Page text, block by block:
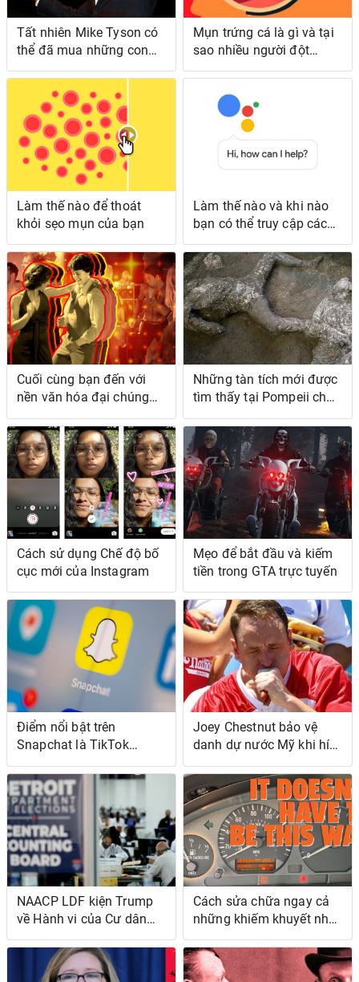
Tất nhiên Mike Tyson có
thể đã mua những con
hổ của mình từ Joe
Mụn trứng cá là gì và tại
sao nhiều người đột
nhiên nghĩ rằng họ bị
Làm thế nào để thoát
khỏi sẹo mụn của bạn
Làm thế nào và khi nào
bạn có thể truy cập các
tính năng lớn nhất sắp có
của Trợ lý Google
Cuối cùng bạn đến với
nền văn hóa đại chúng
nào?
Những tàn tích mới được
tìm thấy tại Pompeii cho
thấy nỗi đau khổ của
những nạn nhân của Núi
Vesuvius
Cách sử dụng Chế độ bố
cục mới của Instagram
Mẹo để bắt đầu và kiếm
tiền trong GTA trực tuyến
Điểm nổi bật trên
Snapchat là TikTok
Ngoại trừ nó trên
Snapchat
Joey Chestnut bảo vệ
danh dự nước Mỹ khi hít
72 xúc xích ướt
NAACP LDF kiện Trump
về Hành vi của Cư dân
Da đen ở Detroit, Vi phạm
Đạo luật Quyền Bỏ phiếu
cáo buộc vì Cố gắng
Cách sửa chữa ngay cả
những khiếm khuyết nhỏ
nhất có thể làm cho chiếc
xe cũ của bạn trở nên
như mới